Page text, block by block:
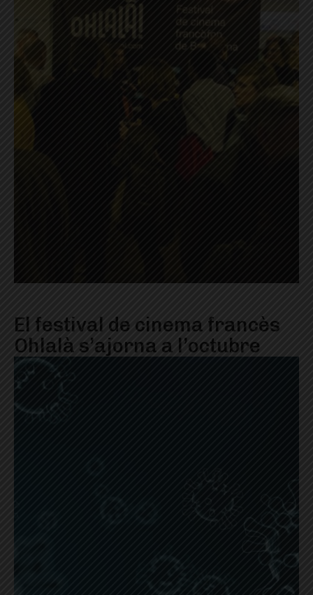
El festival de cinema francès
Ohlalà s’ajorna a l’octubre